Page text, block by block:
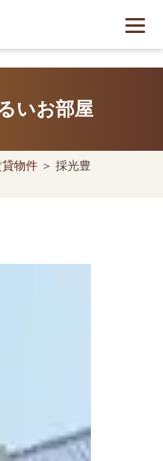
相続・空き家・借
は株式会社Orio
いお部屋
物件 ＞ 採光豊